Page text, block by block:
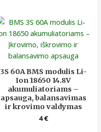
3S 60A BMS modulis Li-
Ion 18650 14.8V
akumuliatoriams –
apsauga, balansavimas
ir krovimo valdymas
4€